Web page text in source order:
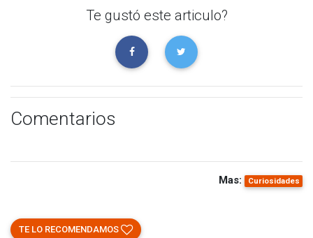
Te gustó este articulo?
Comentarios
Mas: Curiosidades
TE LO RECOMENDAMOS